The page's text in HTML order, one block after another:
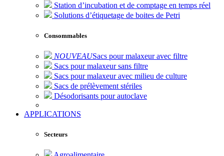
Station d’incubation et de comptage en temps réel
Solutions d’étiquetage de boites de Petri
Consommables
NOUVEAUSacs pour malaxeur avec filtre
Sacs pour malaxeur sans filtre
Sacs pour malaxeur avec milieu de culture
Sacs de prélèvement stériles
Désodorisants pour autoclave
APPLICATIONS
Secteurs